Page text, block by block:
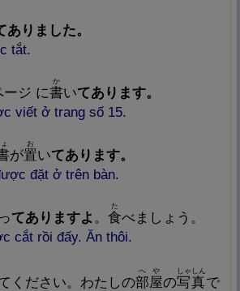
ありました。
tắt.
ージ に書
か
いてあります。
viết ở trang số 15.
が置
お
いてあります。
đặt ở trên bàn.
ってありますよ 。 食
た
べましょう。
cắt rồi đấy. Ăn thôi.
ください。わたしの部屋
へや
の写真
しゃしん
で